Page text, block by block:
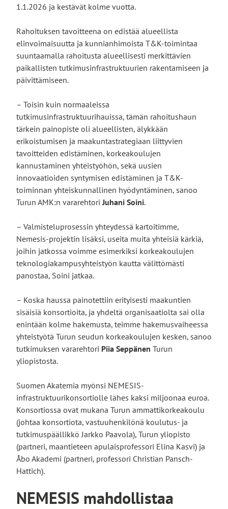
1.1.2026 ja kestävät kolme vuotta.
Rahoituksen tavoitteena on edistää alueellista
elinvoimaisuutta ja kunnianhimoista T&K-toimintaa
suuntaamalla rahoitusta alueellisesti merkittävien
paikallisten tutkimusinfrastruktuurien rakentamiseen ja
päivittämiseen.
– Toisin kuin normaaleissa
tutkimusinfrastruktuurihauissa, tämän rahoitushaun
tärkein painopiste oli alueellisten, älykkään
erikoistumisen ja maakuntastrategiaan liittyvien
tavoitteiden edistäminen, korkeakoulujen
kannustaminen yhteistyöhön, sekä uusien
innovaatioiden syntymisen edistäminen ja T&K-
toiminnan yhteiskunnallinen hyödyntäminen, sanoo
Turun AMK:n vararehtori Juhani Soini.
– Valmisteluprosessin yhteydessä kartoitimme,
Nemesis-projektin lisäksi, useita muita yhteisiä kärkiä,
joihin jatkossa voimme esimerkiksi korkeakoulujen
teknologiakampusyhteistyön kautta välittömästi
panostaa, Soini jatkaa.
– Koska haussa painotettiin erityisesti maakuntien
sisäisiä konsortioita, ja yhdeltä organisaatiolta sai olla
enintään kolme hakemusta, teimme hakemusvaiheessa
yhteistyötä Turun seudun korkeakoulujen kesken, sanoo
tutkimuksen vararehtori Piia Seppänen Turun
yliopistosta.
Suomen Akatemia myönsi NEMESIS-
infrastruktuurikonsortiolle lähes kaksi miljoonaa euroa.
Konsortiossa ovat mukana Turun ammattikorkeakoulu
(johtaa konsortiota, vastuuhenkilönä koulutus- ja
tutkimuspäällikkö Jarkko Paavola), Turun yliopisto
(partneri, maantieteen apulaisprofessori Elina Kasvi) ja
Åbo Akademi (partneri, professori Christian Pansch-
Hattich).
NEMESIS mahdollistaa